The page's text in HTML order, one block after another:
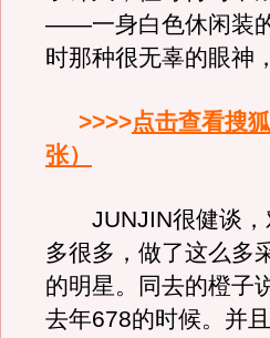
——一身白色休闲装
时那种很无辜的眼神
>>>>点击查看搜
张）
JUNJIN很健谈，
多很多，做了这么多
的明星。同去的橙子
去年678的时候。并